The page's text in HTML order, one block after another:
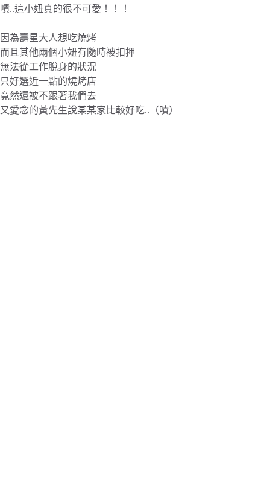
嘖..這小妞真的很不可愛！！！
因為壽星大人想吃燒烤
而且其他兩個小妞有隨時被扣押
無法從工作脫身的狀況
只好選近一點的燒烤店
竟然還被不跟著我們去
又愛念的黃先生說某某家比較好吃..（嘖）